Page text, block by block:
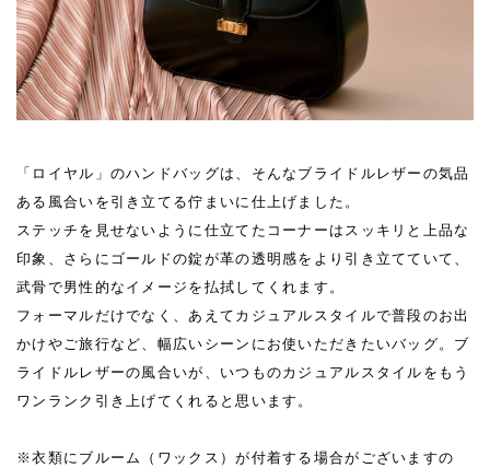
「ロイヤル」のハンドバッグは、そんなブライドルレザーの気品
ある風合いを引き立てる佇まいに仕上げました。
ステッチを見せないように仕立てたコーナーはスッキリと上品な
印象、さらにゴールドの錠が革の透明感をより引き立てていて、
武骨で男性的なイメージを払拭してくれます。
フォーマルだけでなく、あえてカジュアルスタイルで普段のお出
かけやご旅行など、幅広いシーンにお使いただきたいバッグ。ブ
ライドルレザーの風合いが、いつものカジュアルスタイルをもう
ワンランク引き上げてくれると思います。
※衣類にブルーム（ワックス）が付着する場合がございますの